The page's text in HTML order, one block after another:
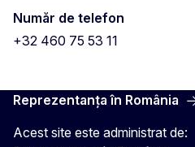
Număr de telefon
+32 460 75 53 11
Reprezentanța în România
Acest site este administrat de: